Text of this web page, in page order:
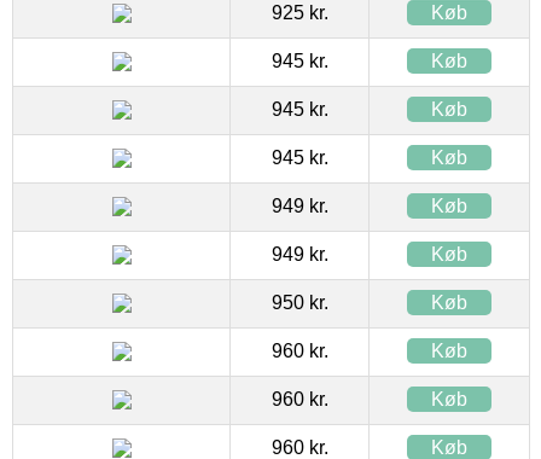
925 kr. Køb
945 kr. Køb
945 kr. Køb
945 kr. Køb
949 kr. Køb
949 kr. Køb
950 kr. Køb
960 kr. Køb
960 kr. Køb
960 kr. Køb